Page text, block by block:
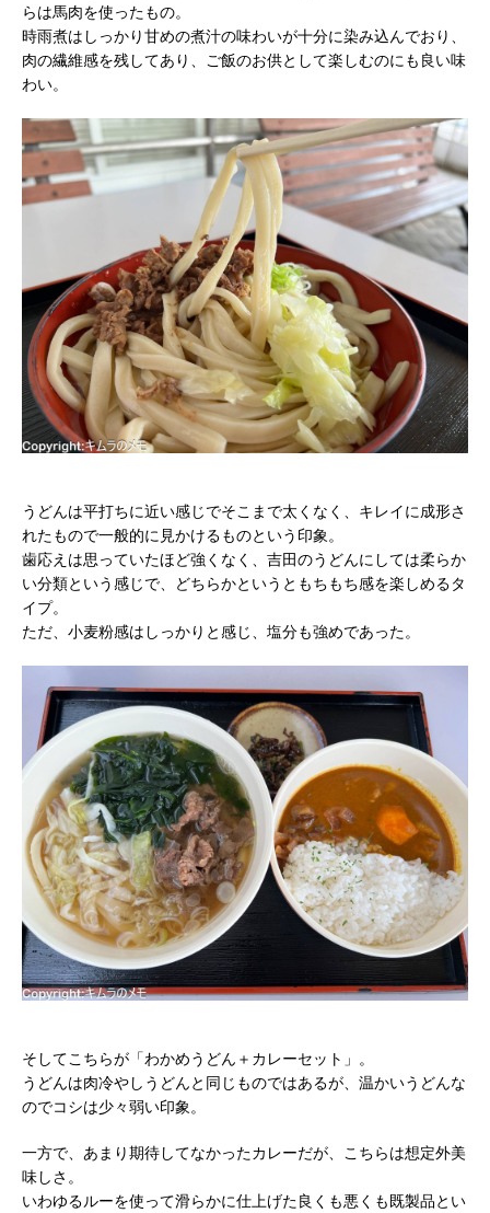
らは馬肉を使ったもの。
時雨煮はしっかり甘めの煮汁の味わいが十分に染み込んでおり、
肉の繊維感を残してあり、ご飯のお供として楽しむのにも良い味
わい。
うどんは平打ちに近い感じでそこまで太くなく、キレイに成形さ
れたもので一般的に見かけるものという印象。
歯応えは思っていたほど強くなく、吉田のうどんにしては柔らか
い分類という感じで、どちらかというともちもち感を楽しめるタ
イプ。
ただ、小麦粉感はしっかりと感じ、塩分も強めであった。
そしてこちらが「わかめうどん＋カレーセット」。
うどんは肉冷やしうどんと同じものではあるが、温かいうどんな
のでコシは少々弱い印象。
一方で、あまり期待してなかったカレーだが、こちらは想定外美
味しさ。
いわゆるルーを使って滑らかに仕上げた良くも悪くも既製品とい